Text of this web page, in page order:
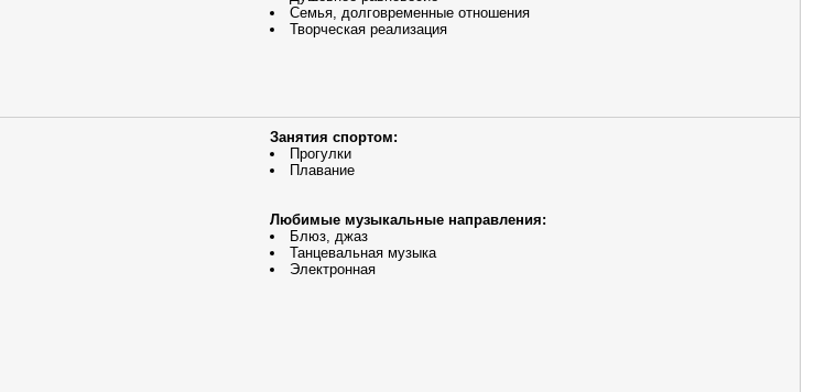
Семья, долговременные отношения
Творческая реализация
Занятия спортом:
Прогулки
Плавание
Любимые музыкальные направления:
Блюз, джаз
Танцевальная музыка
Электронная